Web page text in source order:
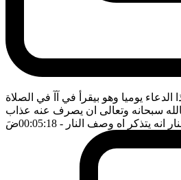
الدعاء يوميا وهو بيقرأ في آآ في الصلاة
سبحانه وتعالى ان يصرف عنه عذاب
انه يتذكر اه وصف النار - 00:05:18 ضَ